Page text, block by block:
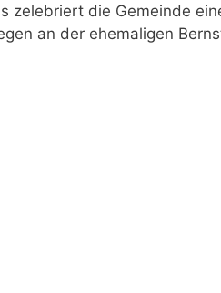
zelebriert die Gemeinde
an der ehemaligen